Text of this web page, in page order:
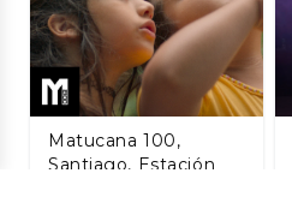
Matucana 100,
Santiago, Estación